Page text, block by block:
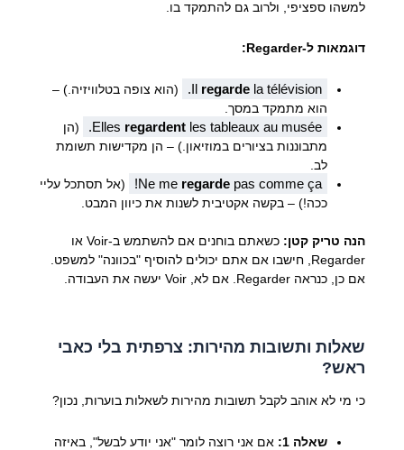
למשהו ספציפי, ולרוב גם להתמקד בו.
דוגמאות ל-Regarder:
Il regarde la télévision.
(הוא צופה בטלוויזיה.) –
הוא מתמקד במסך.
Elles regardent les tableaux au musée.
(הן
מתבוננות בציורים במוזיאון.) – הן מקדישות תשומת
לב.
Ne me regarde pas comme ça!
(אל תסתכל עליי
ככה!) – בקשה אקטיבית לשנות את כיוון המבט.
הנה טריק קטן:
כשאתם בוחנים אם להשתמש ב-Voir או
Regarder, חישבו אם אתם יכולים להוסיף "בכוונה" למשפט.
אם כן, כנראה Regarder. אם לא, Voir יעשה את העבודה.
שאלות ותשובות מהירות: צרפתית בלי כאבי
ראש?
כי מי לא אוהב לקבל תשובות מהירות לשאלות בוערות, נכון?
שאלה 1:
אם אני רוצה לומר "אני יודע לבשל", באיזה